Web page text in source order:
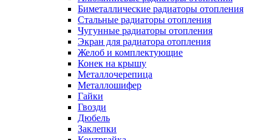
Биметаллические радиаторы отопления
Стальные радиаторы отопления
Чугунные радиаторы отопления
Экран для радиатора отопления
Желоб и комплектующие
Конек на крышу
Металлочерепица
Металлошифер
Гайки
Гвозди
Дюбель
Заклепки